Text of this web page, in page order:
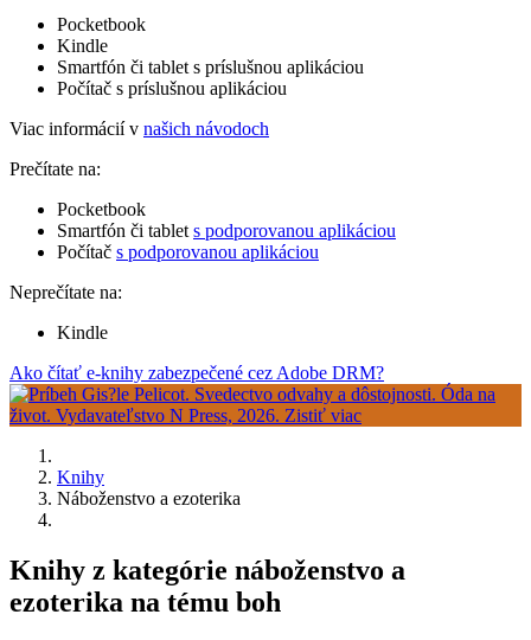
Pocketbook
Kindle
Smartfón či tablet s príslušnou aplikáciou
Počítač s príslušnou aplikáciou
Viac informácií v našich návodoch
Prečítate na:
Pocketbook
Smartfón či tablet s podporovanou aplikáciou
Počítač s podporovanou aplikáciou
Neprečítate na:
Kindle
Ako čítať e-knihy zabezpečené cez Adobe DRM?
Knihy
Náboženstvo a ezoterika
Knihy z kategórie náboženstvo a
ezoterika na tému boh